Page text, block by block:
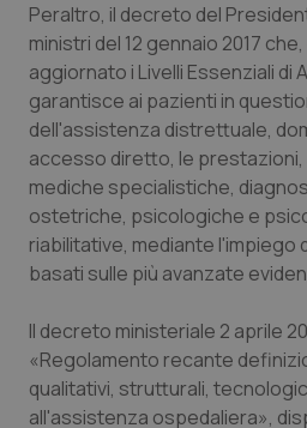
Tiroide
Tumore al seno
Tumore ovarico
Tumori del Polmone &
Tumori gastrointestinali
Ulcera & Reflusso
Vaccini
Peraltro, il decreto del
ministri del 12 gennaio 2017
aggiornato i Livelli Essenziali di
garantisce ai pazienti in
dell'assistenza distrettuale,
accesso diretto, le prestazioni,
mediche specialistiche,
ostetriche, psicologiche e
riabilitative, mediante l'impiego
basati sulle più avanzate
Il decreto ministeriale 2 aprile
«Regolamento recante
qualitativi, strutturali,
all'assistenza ospedaliera»,